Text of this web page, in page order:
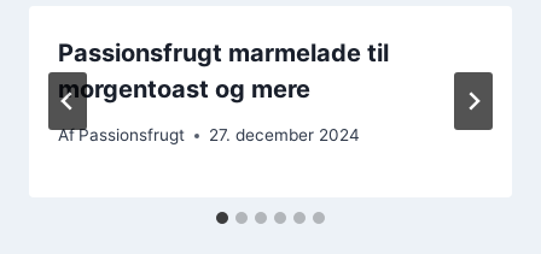
Passionsfrugt marmelade til
morgentoast og mere
AfPassionsfrugt 27. december 2024